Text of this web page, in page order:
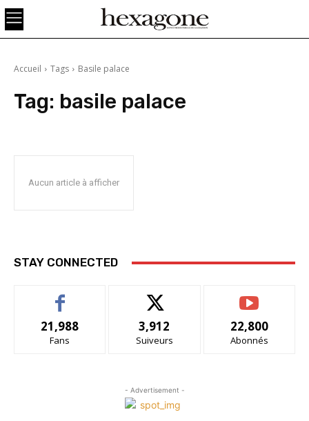
Accueil Tags Basile palace
Tag: basile palace
Aucun article à afficher
STAY CONNECTED
21,988
Fans
3,912
Suiveurs
22,800
Abonnés
- Advertisement -